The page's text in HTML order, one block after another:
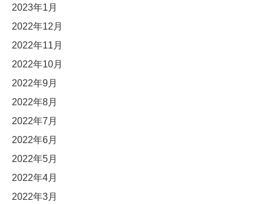
2023年1月
2022年12月
2022年11月
2022年10月
2022年9月
2022年8月
2022年7月
2022年6月
2022年5月
2022年4月
2022年3月